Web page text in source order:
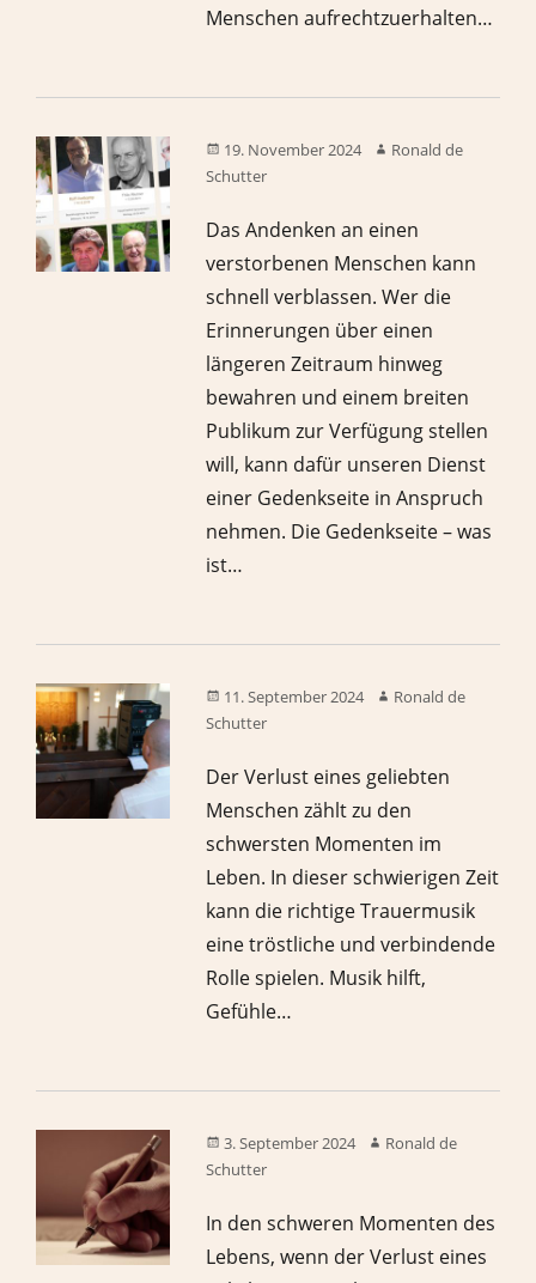
Menschen aufrechtzuerhalten…
19. November 2024
Ronald de
Schutter
Das Andenken an einen
verstorbenen Menschen kann
schnell verblassen. Wer die
Erinnerungen über einen
längeren Zeitraum hinweg
bewahren und einem breiten
Publikum zur Verfügung stellen
will, kann dafür unseren Dienst
einer Gedenkseite in Anspruch
nehmen. Die Gedenkseite – was
ist…
11. September 2024
Ronald de
Schutter
Der Verlust eines geliebten
Menschen zählt zu den
schwersten Momenten im
Leben. In dieser schwierigen Zeit
kann die richtige Trauermusik
eine tröstliche und verbindende
Rolle spielen. Musik hilft,
Gefühle…
3. September 2024
Ronald de
Schutter
In den schweren Momenten des
Lebens, wenn der Verlust eines